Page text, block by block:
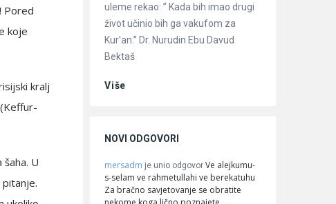
Pored
koje
kralj
U
uleme rekao: ” Kada bih imao drugi
život učinio bih ga vakufom za
Kur'an.” Dr. Nurudin Ebu Davud
Bektaš
Više
NOVI ODGOVORI
mersadm je unio odgovor Ve alejkumu-
s-selam ve rahmetullahi ve berekatuhu
Za bračno savjetovanje se obratite